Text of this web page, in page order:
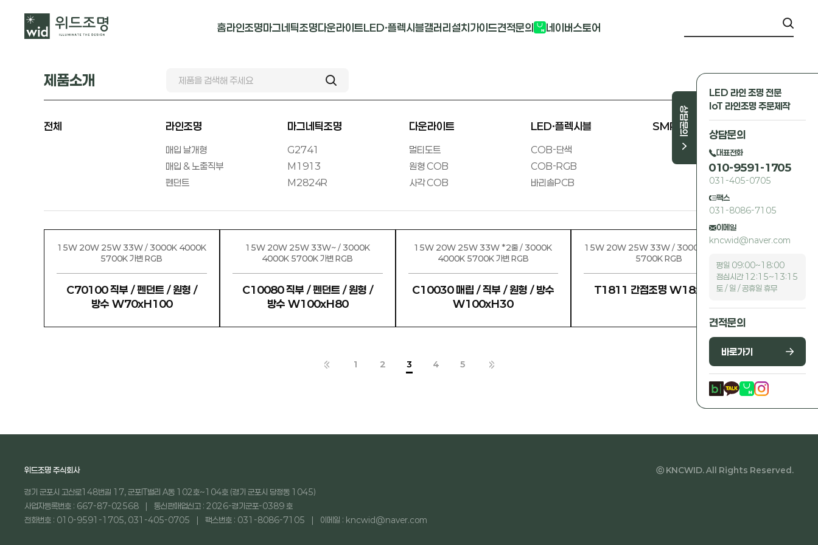
홈라인조명
매입 & 노출직부
펜던트
마그네틱조명
M2824R
다운라이트
원형 COB
사각 COB
LED·플렉시블
바리솔PCB
갤러리설치가이드견적문의 네이버스토어
상담문의
LED 라인 조명 전문
IoT 라인조명 주문제작
상담문의
대표전화
010-9591-1705
031-405-0705
팩스
031-8086-7105
이메일
kncwid@naver.com
평일 09:00~18:00
점심시간 12:15~13:15
토 / 일 / 공휴일 휴무
견적문의
바로가기
제품소개
전체 라인조명
매입 날개형
매입 & 노출직부
펜던트
마그네틱조명
G2741
M1913
M2824R
다운라이트
멀티도트
원형 COB
사각 COB
LED·플렉시블
COB-단색
COB-RGB
바리솔PCB
SMPS 외
15W 20W 25W 33W / 3000K 4000K
5700K 가변 RGB
C70100 직부 / 펜던트 / 원형 /
방수 W70xH100
15W 20W 25W 33W~ / 3000K
4000K 5700K 가변 RGB
C10080 직부 / 펜던트 / 원형 /
방수 W100xH80
15W 20W 25W 33W *2줄 / 3000K
4000K 5700K 가변 RGB
C10030 매립 / 직부 / 원형 / 방수
W100xH30
15W 20W 25W 33W / 3000K 4000K
5700K RGB
T1811 간접조명 W18xH11
1 2 3 4 5
위드조명 주식회사
경기 군포시 고산로148번길 17, 군포IT밸리 A동 102호~104호 (경기 군포시 당정동 1045)
사업자등록번호 : 667-87-02568
통신판매업신고 : 2026-경기군포-0389 호
전화번호 : 010-9591-1705, 031-405-0705
팩스번호 : 031-8086-7105 이메일 : kncwid@naver.com
ⓒ KNCWID. All Rights Reserved.